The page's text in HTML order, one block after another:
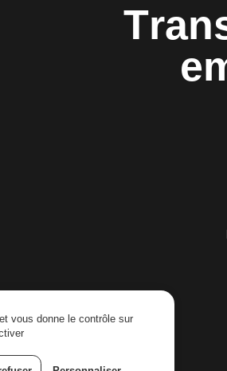
vous donne le contrôle sur